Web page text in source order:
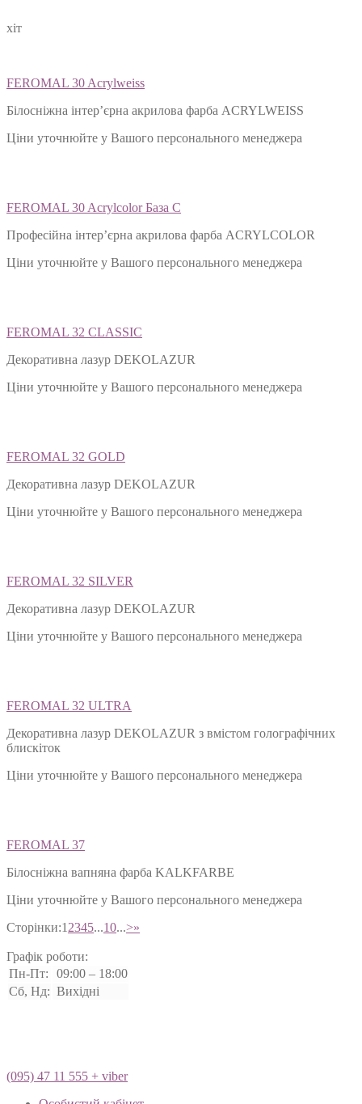
хіт
FEROMAL 30 Acrylweiss
Білосніжна інтер’єрна акрилова фарба ACRYLWEISS
Ціни уточнюйте у Вашого персонального менеджера
FEROMAL 30 Acrylcolor База С
Професійна інтер’єрна акрилова фарба ACRYLCOLOR
Ціни уточнюйте у Вашого персонального менеджера
FEROMAL 32 CLASSIC
Декоративна лазур DEKOLAZUR
Ціни уточнюйте у Вашого персонального менеджера
FEROMAL 32 GOLD
Декоративна лазур DEKOLAZUR
Ціни уточнюйте у Вашого персонального менеджера
FEROMAL 32 SILVER
Декоративна лазур DEKOLAZUR
Ціни уточнюйте у Вашого персонального менеджера
FEROMAL 32 ULTRA
Декоративна лазур DEKOLAZUR з вмістом голографічних
блискіток
Ціни уточнюйте у Вашого персонального менеджера
FEROMAL 37
Білосніжна вапняна фарба KALKFARBE
Ціни уточнюйте у Вашого персонального менеджера
Сторінки:12345...10...>»
Графік роботи:
Пн-Пт:
09:00 – 18:00
Сб, Нд: Вихідні
(095) 47 11 555 + viber